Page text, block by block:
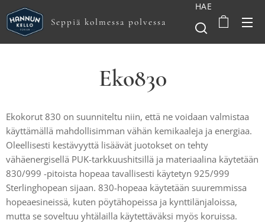
Seppiä kolmessa polvessa
HAE
Eko830
Ekokorut 830 on suunniteltu niin, että ne voidaan valmistaa
käyttämällä mahdollisimman vähän kemikaaleja ja energiaa.
Oleellisesti kestävyyttä lisäävät juotokset on tehty
vähäenergisellä PUK-tarkkuushitsillä ja materiaalina käytetään
830/999 -pitoista hopeaa tavallisesti käytetyn 925/999
Sterlinghopean sijaan. 830-hopeaa käytetään suuremmissa
hopeaesineissä, kuten pöytähopeissa ja kynttilänjaloissa,
mutta se soveltuu yhtälailla käytettäväksi myös koruissa.